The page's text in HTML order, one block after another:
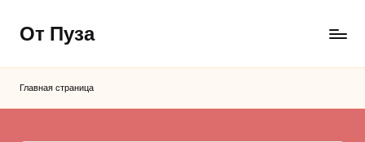
Перейти
содержимому
От Пуза
вкусные
Главная страница